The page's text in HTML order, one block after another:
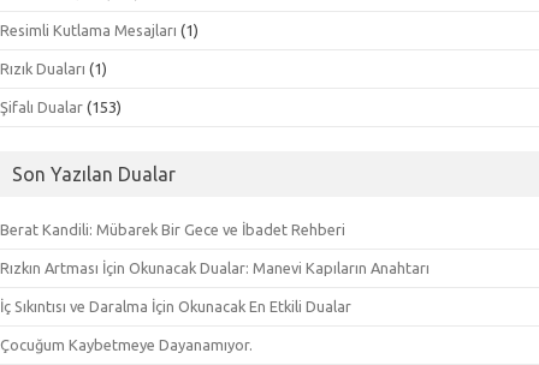
Resimli Kutlama Mesajları (1)
Rızık Duaları (1)
Şifalı Dualar (153)
Son Yazılan Dualar
Berat Kandili: Mübarek Bir Gece ve İbadet Rehberi
Rızkın Artması İçin Okunacak Dualar: Manevi Kapıların Anahtarı
İç Sıkıntısı ve Daralma İçin Okunacak En Etkili Dualar
Çocuğum Kaybetmeye Dayanamıyor.